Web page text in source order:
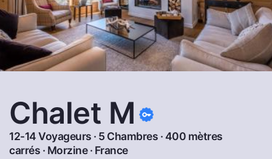
Chalet M
12-14 Voyageurs · 5 Chambres · 400 mètres
carrés · Morzine· France